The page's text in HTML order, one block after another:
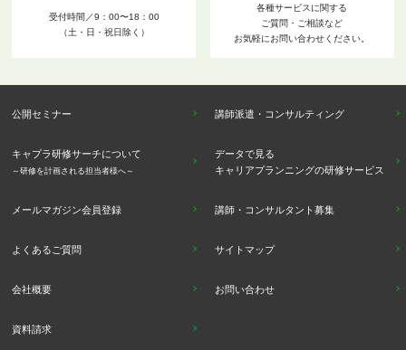
受付時間／9：00〜18：00
（土・日・祝日除く）
各種サービスに関する
ご質問・ご相談など
お気軽にお問い合わせください。
公開セミナー 講師派遣・コンサルティング
キャプラ研修サーチについて
～研修を計画される担当者様へ～
データで見る
キャリアプランニングの研修サービス
メールマガジン会員登録 講師・コンサルタント募集
よくあるご質問 サイトマップ
会社概要 お問い合わせ
資料請求